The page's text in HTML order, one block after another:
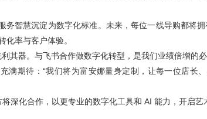
务智慧沉淀为数字化标准。未来，每位一线导购都将
率与客户体验。
其器。与飞书合作做数字化转型，是我们业绩倍增的
满期待：“我们将为富安娜量身定制，让每一位店长
深化合作，以更专业的数字化工具和 AI 能力，开启艺